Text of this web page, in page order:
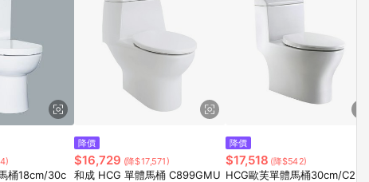
桶18cm/30c
降價
$16,729 (降$17,571)
和成 HCG 單體馬桶 C899GMU
降價
$17,518 (降$542)
HCG歐芙單體馬桶30cm/C2563